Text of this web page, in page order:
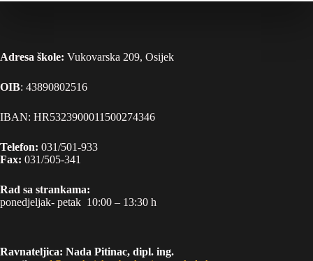
Adresa škole: Vukovarska 209, Osijek
OIB: 43890802516
IBAN: HR5323900011500274346
Telefon: 031/501-933
Fax: 031/505-341
Rad sa strankama:
ponedjeljak- petak 10:00 – 13:30 h
Ravnateljica: Nada Pitinac, dipl. ing.